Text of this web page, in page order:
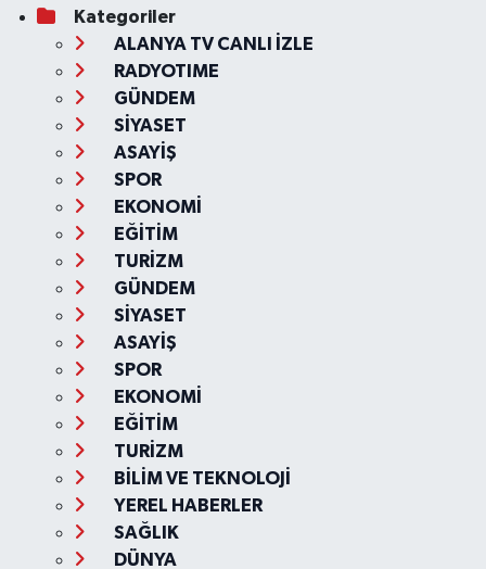
Kategoriler
ALANYA TV CANLI İZLE
RADYOTIME
GÜNDEM
SİYASET
ASAYİŞ
SPOR
EKONOMİ
EĞİTİM
TURİZM
GÜNDEM
SİYASET
ASAYİŞ
SPOR
EKONOMİ
EĞİTİM
TURİZM
BİLİM VE TEKNOLOJİ
YEREL HABERLER
SAĞLIK
DÜNYA